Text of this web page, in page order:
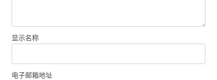
显示名称
电子邮箱地址